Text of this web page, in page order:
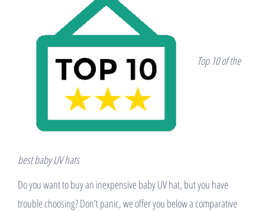
Top 10 of the
best baby UV hats
Do you want to buy an inexpensive baby UV hat, but you have
trouble choosing? Don’t panic, we offer you below a comparative